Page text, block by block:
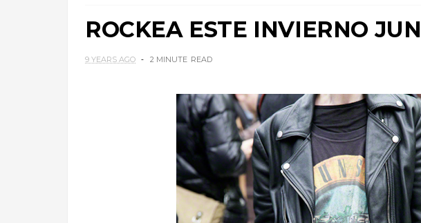
ROCKEA ESTE INVIERNO
9 YEARS AGO 2 MINUTE READ